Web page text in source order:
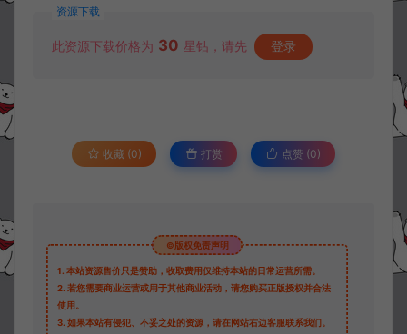
资源下载
此资源下载价格为 30 星钻，请先 登录
收藏 (0) 打赏 点赞 (0)
©版权免责声明
1. 本站资源售价只是赞助，收取费用仅维持本站的日常运营所需。
2. 若您需要商业运营或用于其他商业活动，请您购买正版授权并合法
使用。
3. 如果本站有侵犯、不妥之处的资源，请在网站右边客服联系我们。